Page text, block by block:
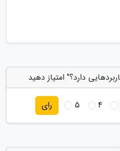
4
5 رای